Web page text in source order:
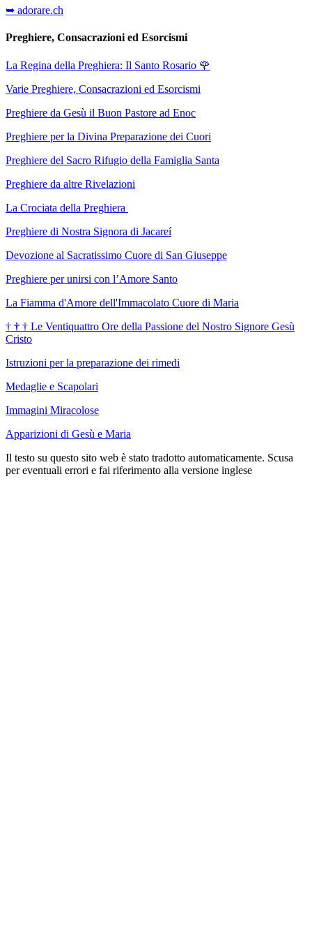
➥ adorare.ch
Preghiere, Consacrazioni ed Esorcismi
La Regina della Preghiera: Il Santo Rosario 🌹
Varie Preghiere, Consacrazioni ed Esorcismi
Preghiere da Gesù il Buon Pastore ad Enoc
Preghiere per la Divina Preparazione dei Cuori
Preghiere del Sacro Rifugio della Famiglia Santa
Preghiere da altre Rivelazioni
La Crociata della Preghiera
Preghiere di Nostra Signora di Jacareí
Devozione al Sacratissimo Cuore di San Giuseppe
Preghiere per unirsi con l’Amore Santo
La Fiamma d'Amore dell'Immacolato Cuore di Maria
† † † Le Ventiquattro Ore della Passione del Nostro Signore Gesù
Cristo
Istruzioni per la preparazione dei rimedi
Medaglie e Scapolari
Immagini Miracolose
Apparizioni di Gesù e Maria
Il testo su questo sito web è stato tradotto automaticamente. Scusa
per eventuali errori e fai riferimento alla versione inglese